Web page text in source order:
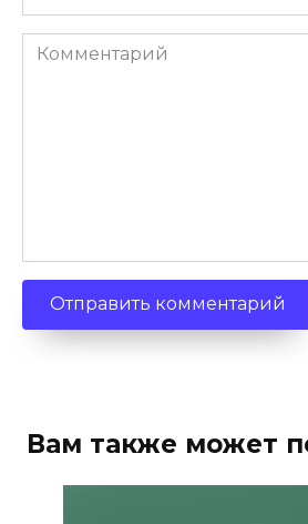
Комментарий
Вам также может